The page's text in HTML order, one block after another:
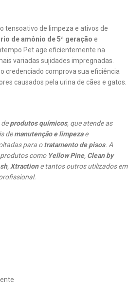
tensoativo de limpeza e ativos de
de amônio de 5ª geração e
Pet age eficientemente na
variadas sujidades impregnadas.
credenciado comprova sua eficiência
causados pela urina de cães e gatos.
produtos químicos, que atende as
demanutenção e limpezae
para otratamento de pisos. A
como Yellow Pine, Clean by
, Xtractione tantos outros utilizados em